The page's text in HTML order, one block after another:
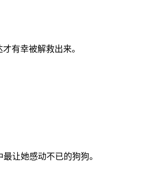
有幸被解救出来。
让她感动不已的狗狗。